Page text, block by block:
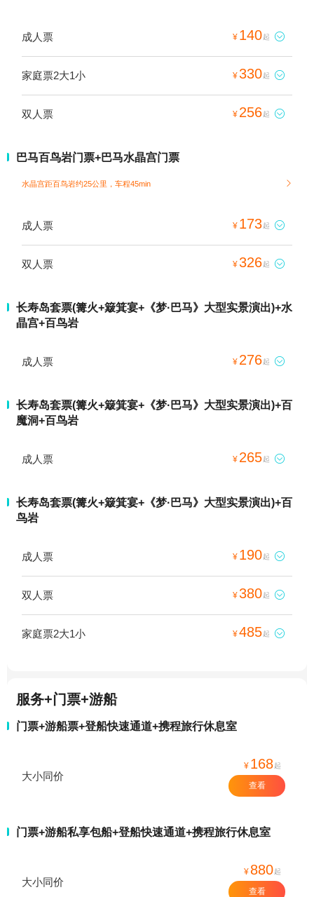
成人票 ¥ 140起 
家庭票2大1小 ¥330起 
双人票 ¥ 256起 
巴马百鸟岩门票+巴马水晶宫门票
水晶宫距百鸟岩约25公里，车程45min 
成人票 ¥ 173起 
双人票 ¥326起 
长寿岛套票(篝火+簸箕宴+《梦·巴马》大型实景演出)+水
晶宫+百鸟岩
成人票 ¥ 276起 
长寿岛套票(篝火+簸箕宴+《梦·巴马》大型实景演出)+百
魔洞+百鸟岩
成人票 ¥ 265起 
长寿岛套票(篝火+簸箕宴+《梦·巴马》大型实景演出)+百
鸟岩
成人票 ¥ 190起 
双人票 ¥380起 
家庭票2大1小 ¥485起 
服务+门票+游船
门票+游船票+登船快速通道+携程旅行休息室
大小同价
¥ 168起
查看
门票+游船私享包船+登船快速通道+携程旅行休息室
大小同价
¥ 880起
查看